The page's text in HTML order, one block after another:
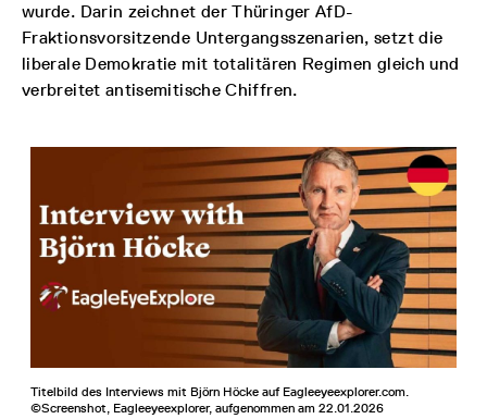
wurde. Darin zeichnet der Thüringer AfD-
Fraktionsvorsitzende Untergangsszenarien, setzt die
liberale Demokratie mit totalitären Regimen gleich und
verbreitet antisemitische Chiffren.
Titelbild des Interviews mit Björn Höcke auf Eagleeyeexplorer.com.
©Screenshot, Eagleeyeexplorer, aufgenommen am 22.01.2026